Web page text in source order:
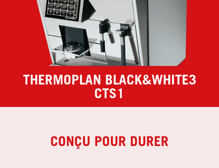
THERMOPLAN BLACK&WHITE3
CTS1
CONÇU POUR DURER